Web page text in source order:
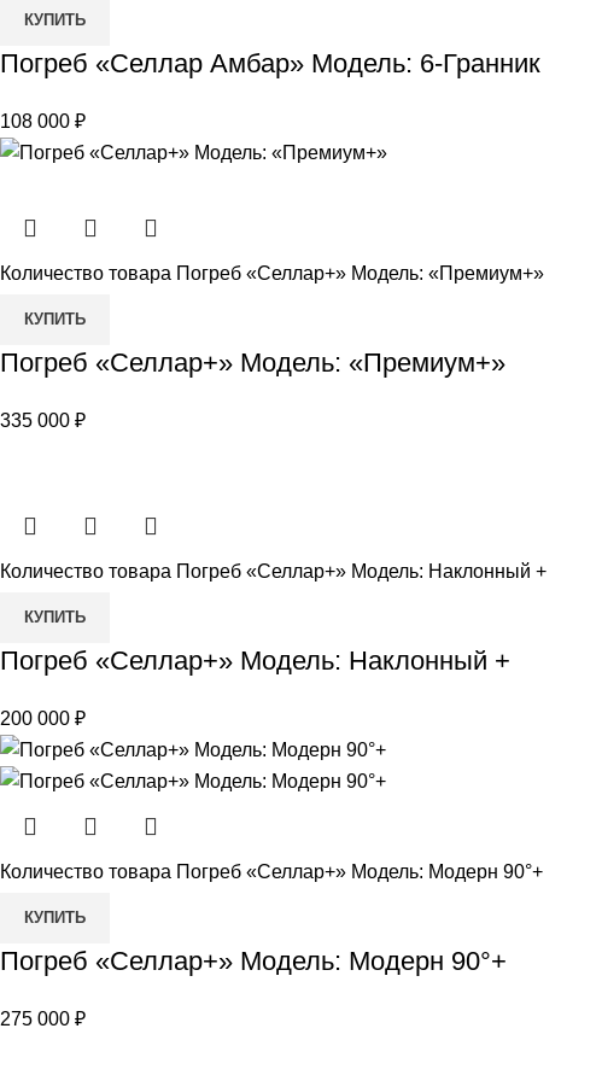
КУПИТЬ
Погреб «Селлар Амбар» Модель: 6-Гранник
108 000 ₽
Количество товара Погреб «Селлар+» Модель: «Премиум+»
КУПИТЬ
Погреб «Селлар+» Модель: «Премиум+»
335 000 ₽
Количество товара Погреб «Селлар+» Модель: Наклонный +
КУПИТЬ
Погреб «Селлар+» Модель: Наклонный +
200 000 ₽
Количество товара Погреб «Селлар+» Модель: Модерн 90°+
КУПИТЬ
Погреб «Селлар+» Модель: Модерн 90°+
275 000 ₽